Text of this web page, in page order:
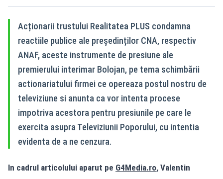
Acționarii trustului Realitatea PLUS condamna
reactiile publice ale președinților CNA, respectiv
ANAF, aceste instrumente de presiune ale
premierului interimar Bolojan, pe tema schimbării
actionariatului firmei ce opereaza postul nostru de
televiziune si anunta ca vor intenta procese
impotriva acestora pentru presiunile pe care le
exercita asupra Televiziunii Poporului, cu intentia
evidenta de a ne cenzura.
In cadrul articolului aparut pe G4Media.ro, Valentin